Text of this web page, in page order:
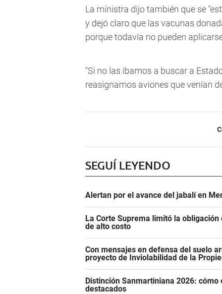
La ministra dijo también que se
y dejó claro que las vacunas
porque todavía no pueden
"Si no las ibamos a buscar a
reasignamos aviones que venían
SEGUÍ LEYENDO
Alertan por el avance del jabalí en
La Corte Suprema limitó la
de alto costo
Con mensajes en defensa del suelo
proyecto de Inviolabilidad de la
Distinción Sanmartiniana 2026:
destacados